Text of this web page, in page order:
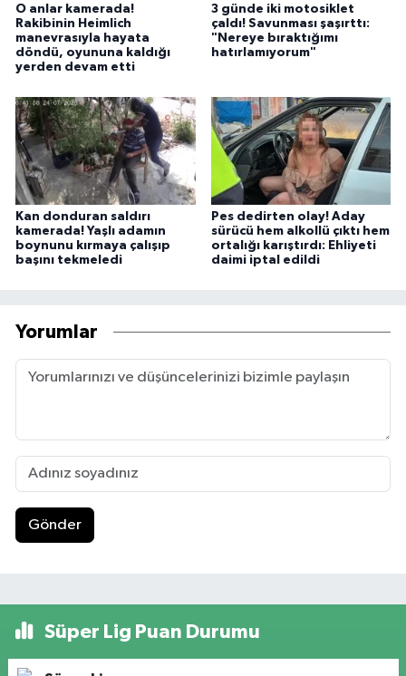
O anlar kamerada!
Rakibinin Heimlich
manevrasıyla hayata
döndü, oyununa kaldığı
yerden devam etti
3 günde iki motosiklet
çaldı! Savunması şaşırttı:
"Nereye bıraktığımı
hatırlamıyorum"
Kan donduran saldırı
kamerada! Yaşlı adamın
boynunu kırmaya çalışıp
başını tekmeledi
Pes dedirten olay! Aday
sürücü hem alkollü çıktı hem
ortalığı karıştırdı: Ehliyeti
daimi iptal edildi
Yorumlar
Gönder
Süper Lig Puan Durumu